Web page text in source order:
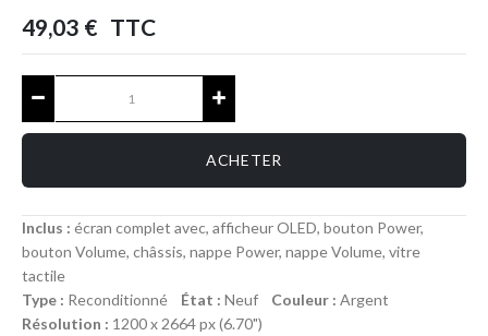
49,03 € TTC
ACHETER
Inclus : écran complet avec, afficheur OLED, bouton Power,
bouton Volume, châssis, nappe Power, nappe Volume, vitre
tactile
Type : Reconditionné État : Neuf Couleur : Argent
Résolution : 1200 x 2664 px (6.70")